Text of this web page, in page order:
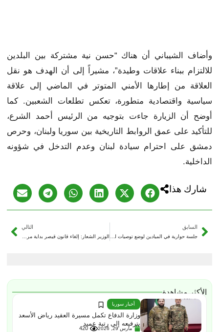
وأضاف الشيباني أن هناك “حسن نية مشتركة بين البلدين
للالتزام ببناء علاقات وطيدة”، مشيراً إلى أن الهدف هو نقل
العلاقة من إطارها الأمني المتوتر في الماضي إلى علاقة
سياسية واقتصادية متطورة، تعكس تطلعات الشعبين. كما
أوضح أن الزيارة جاءت بتوجيه من الرئيس أحمد الشرع،
للتأكيد على عمق الروابط التاريخية بين سوريا ولبنان، وحرص
دمشق على احترام سيادة لبنان وعدم التدخل في شؤونه
الداخلية.
شارك هذا
السابق التالي
الأكثر مشاهدة
أخبار سوريا
وزارة الدفاع تكمل مسيرة العقيد رياض الأسعد
بترفيعه إلى رتبة عميد
مارس 29, 2026 420